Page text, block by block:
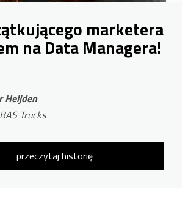
marketera
na Data Managera!
Heijden
Trucks
przeczytaj historię